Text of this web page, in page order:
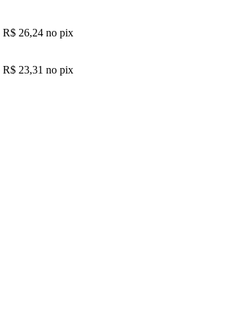
R$ 26,24 no pix
R$ 23,31 no pix